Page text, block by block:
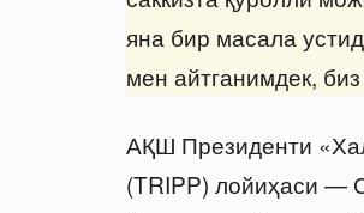
яна бир масала
мен айтганимдек,
АҚШ Президенти
(TRIPP) лойиҳаси —